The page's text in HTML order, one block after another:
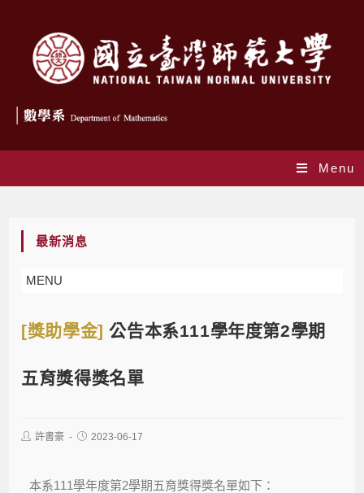
Menu
最新消息
MENU
[獎助學金]公告本系111學年度第2學期
五育獎得獎名單
許書豪 2023-06-17
本系111學年度第2學期五育獎得獎名單如下：